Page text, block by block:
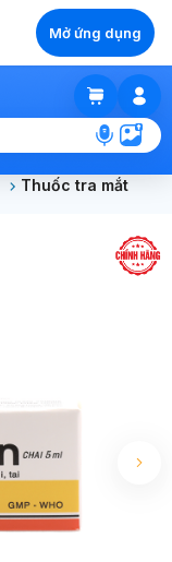
Mở ứng dụng
GIỎ HÀNG
Thuốc tra mắt